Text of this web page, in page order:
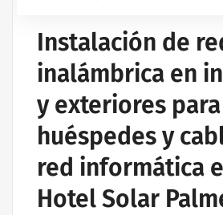
Instalación de
inalámbrica en
y exteriores para
huéspedes y
red informática
Hotel Solar